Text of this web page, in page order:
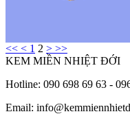
<< < 1 2 > >>
KEM MIỀN NHIỆT ĐỚI
Hotline: 090 698 69 63 -
Email: